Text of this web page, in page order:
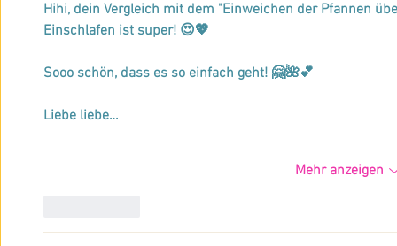
Hihi, dein Vergleich mit dem "Einweichen der Pfannen
Einschlafen ist super! 😍💖
Sooo schön, dass es so einfach geht! 🤗🌺💕
Liebe liebe…
Mehr anzeigen